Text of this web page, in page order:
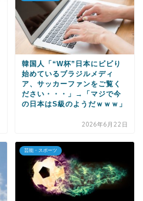
韓国人「“W杯”日本にビビり
始めているブラジルメディ
ア、サッカーファンをご覧く
ださい・・・」→「マジで今
の日本はS級のようだｗｗｗ」
2026年6月22日
芸能・スポーツ